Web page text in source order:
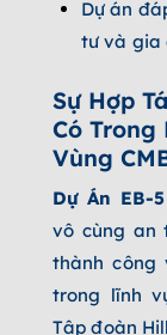
Dự án
tư và gia
Sự Hợp
Có Trong
Vùng
Dự Án EB-
vô cùng an
thành
trong lĩnh
Tập đoàn